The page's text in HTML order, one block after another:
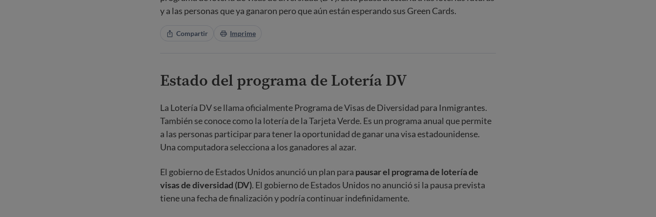
y a las personas que ya ganaron pero que aún están esperando sus Green Cards.
Compartir Imprime
Estado del programa de Lotería DV
La Lotería DV se llama oficialmente Programa de Visas de Diversidad para Inmigrantes.
También se conoce como la lotería de la Tarjeta Verde. Es un programa anual que permite
a las personas participar para tener la oportunidad de ganar una visa estadounidense.
Una computadora selecciona a los ganadores al azar.
El gobierno de Estados Unidos anunció un plan para pausar el programa de lotería de
visas de diversidad (DV). El gobierno de Estados Unidos no anunció si la pausa prevista
tiene una fecha de finalización y podría continuar indefinidamente.